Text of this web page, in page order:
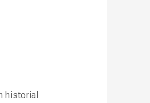
historial